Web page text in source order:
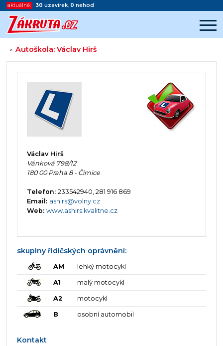
aktuálně: 30 uzavírek, 0 nehod
>Autoškola: Václav Hirš
Začátek reklamy
Konec reklamy
Václav Hirš
Vánková 798/12
180 00 Praha 8 - Čimice
Telefon: 233542940, 281 916 869
Email: ashirs@volny.cz
Web: www.ashirs.kvalitne.cz
skupiny řidičských oprávnění:
AM lehký motocykl
A1 malý motocykl
A2 motocykl
B osobní automobil
Kontakt